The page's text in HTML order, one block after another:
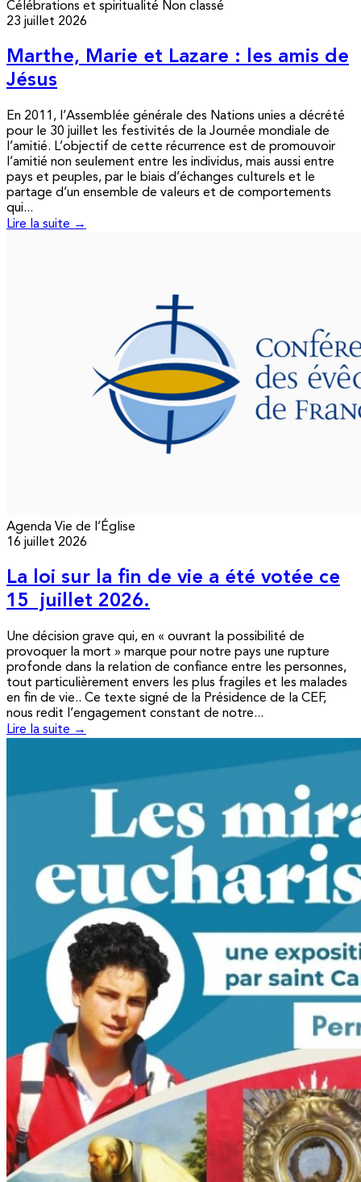
Célébrations et spiritualité Non classé
23 juillet 2026
Marthe, Marie et Lazare : les amis de
Jésus
En 2011, l’Assemblée générale des Nations unies a décrété
pour le 30 juillet les festivités de la Journée mondiale de
l’amitié. L’objectif de cette récurrence est de promouvoir
l’amitié non seulement entre les individus, mais aussi entre
pays et peuples, par le biais d’échanges culturels et le
partage d’un ensemble de valeurs et de comportements
qui...
Lire la suite →
Agenda Vie de l’Église
16 juillet 2026
La loi sur la fin de vie a été votée ce
15 juillet 2026.
Une décision grave qui, en « ouvrant la possibilité de
provoquer la mort » marque pour notre pays une rupture
profonde dans la relation de confiance entre les personnes,
tout particulièrement envers les plus fragiles et les malades
en fin de vie.. Ce texte signé de la Présidence de la CEF,
nous redit l’engagement constant de notre...
Lire la suite →